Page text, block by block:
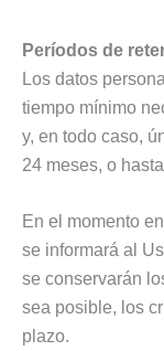
Períodos de
Los datos
tiempo mínimo
y, en todo caso,
24 meses, o
En el momento
se informará al
se conservarán
sea posible, los
plazo.